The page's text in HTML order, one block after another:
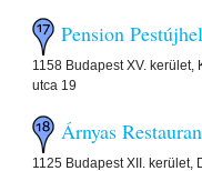
Pension
1158 Budapest XV. kerület,
utca 19
Árnyas
1125 Budapest XII. kerület,